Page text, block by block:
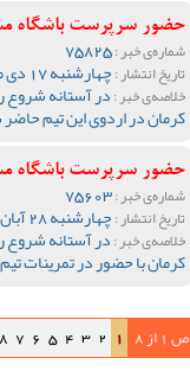
حضور سرپرست باشگاه
شماره‌ی خبر :75825
تاریخ انتشار :چهارشنبه 17 دی ماه 1399 ساعت 10:54
خلاصه‌ی خبر :در آستانه شروع
کرمان در اردوی این تیم
حضور سرپرست باشگاه
شماره‌ی خبر :75603
تاریخ انتشار :چهارشنبه 28 آبان ماه 1399 ساعت 17:14
خلاصه‌ی خبر :در آستانه
کرمان با حضور در تمرینات
ص 1 از 8 1
2
3
4
5
6
7
8